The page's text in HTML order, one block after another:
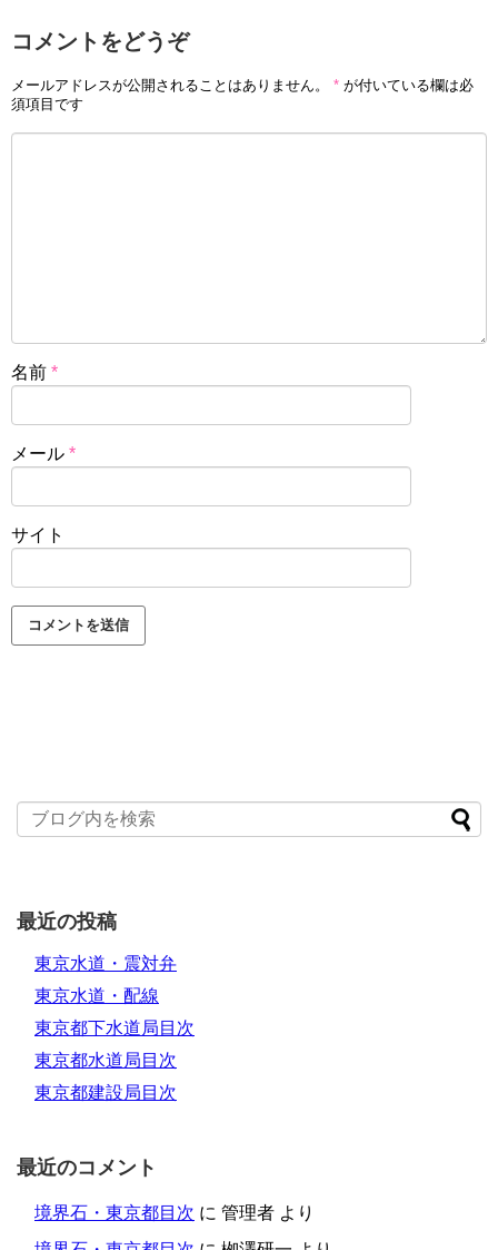
コメントをどうぞ
メールアドレスが公開されることはありません。 * が付いている欄は必
須項目です
名前 *
メール *
サイト
最近の投稿
東京水道・震対弁
東京水道・配線
東京都下水道局目次
東京都水道局目次
東京都建設局目次
最近のコメント
境界石・東京都目次 に 管理者 より